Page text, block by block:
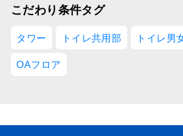
こだわり条件タグ
タワー トイレ共用部 トイレ男
OAフロア